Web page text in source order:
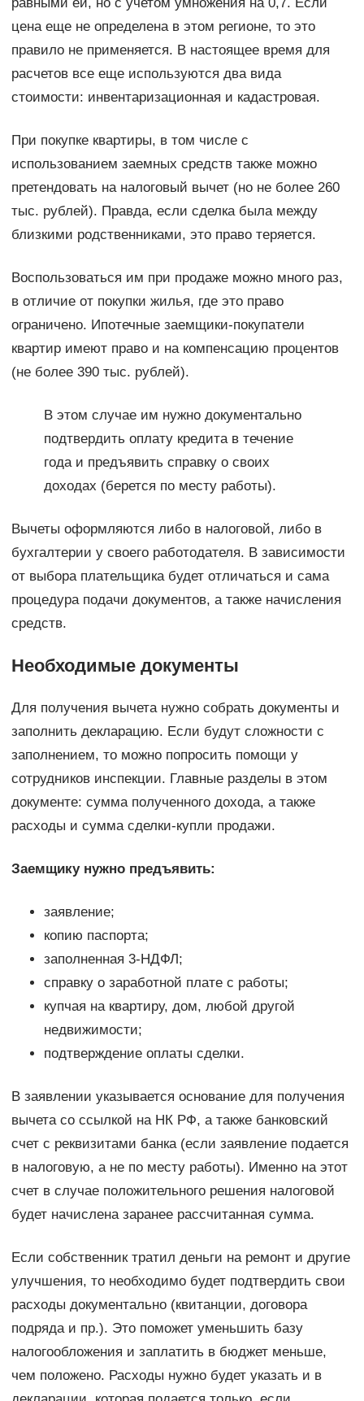
равными ей, но с учетом умножения на 0,7. Если
цена еще не определена в этом регионе, то это
правило не применяется. В настоящее время для
расчетов все еще используются два вида
стоимости: инвентаризационная и кадастровая.
При покупке квартиры, в том числе с
использованием заемных средств также можно
претендовать на налоговый вычет (но не более 260
тыс. рублей). Правда, если сделка была между
близкими родственниками, это право теряется.
Воспользоваться им при продаже можно много раз,
в отличие от покупки жилья, где это право
ограничено. Ипотечные заемщики-покупатели
квартир имеют право и на компенсацию процентов
(не более 390 тыс. рублей).
В этом случае им нужно документально
подтвердить оплату кредита в течение
года и предъявить справку о своих
доходах (берется по месту работы).
Вычеты оформляются либо в налоговой, либо в
бухгалтерии у своего работодателя. В зависимости
от выбора плательщика будет отличаться и сама
процедура подачи документов, а также начисления
средств.
Необходимые документы
Для получения вычета нужно собрать документы и
заполнить декларацию. Если будут сложности с
заполнением, то можно попросить помощи у
сотрудников инспекции. Главные разделы в этом
документе: сумма полученного дохода, а также
расходы и сумма сделки-купли продажи.
Заемщику нужно предъявить:
заявление;
копию паспорта;
заполненная 3-НДФЛ;
справку о заработной плате с работы;
купчая на квартиру, дом, любой другой
недвижимости;
подтверждение оплаты сделки.
В заявлении указывается основание для получения
вычета со ссылкой на НК РФ, а также банковский
счет с реквизитами банка (если заявление подается
в налоговую, а не по месту работы). Именно на этот
счет в случае положительного решения налоговой
будет начислена заранее рассчитанная сумма.
Если собственник тратил деньги на ремонт и другие
улучшения, то необходимо будет подтвердить свои
расходы документально (квитанции, договора
подряда и пр.). Это поможет уменьшить базу
налогообложения и заплатить в бюджет меньше,
чем положено. Расходы нужно будет указать и в